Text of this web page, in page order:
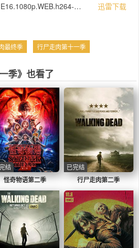
The.Walking.Dead.S11E16.1080p.WEB.h264-GOSSIP[rartv]
迅雷下载
最终季 行尸走肉第十一季
季》也看了
怪奇物语第二季
结
行尸走肉第二季
已完结